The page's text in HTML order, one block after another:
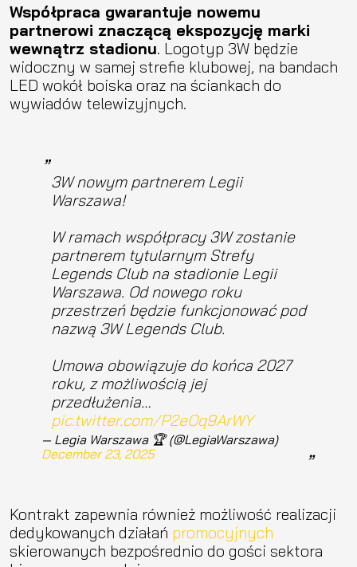
Współpraca gwarantuje nowemu
partnerowi znaczącą ekspozycję marki
wewnątrz stadionu. Logotyp 3W będzie
widoczny w samej strefie klubowej, na bandach
LED wokół boiska oraz na ściankach do
wywiadów telewizyjnych.
3W nowym partnerem Legii
Warszawa!
W ramach współpracy 3W zostanie
partnerem tytularnym Strefy
Legends Club na stadionie Legii
Warszawa. Od nowego roku
przestrzeń będzie funkcjonować pod
nazwą 3W Legends Club.
Umowa obowiązuje do końca 2027
roku, z możliwością jej
przedłużenia…
pic.twitter.com/P2eOq9ArWY
— Legia Warszawa 🏆 (@LegiaWarszawa)
December 23, 2025
Kontrakt zapewnia również możliwość realizacji
dedykowanych działań promocyjnych
skierowanych bezpośrednio do gości sektora